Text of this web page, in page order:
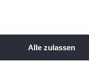
Alle zulassen